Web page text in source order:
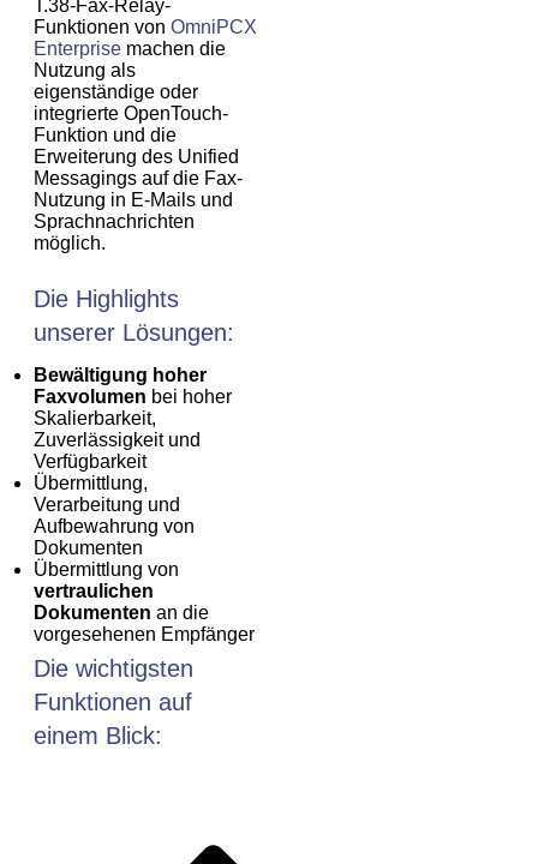
T.38-Fax-Relay-
Funktionen von OmniPCX
Enterprise machen die
Nutzung als
eigenständige oder
integrierte OpenTouch-
Funktion und die
Erweiterung des Unified
Messagings auf die Fax-
Nutzung in E-Mails und
Sprachnachrichten
möglich.
Die Highlights
unserer Lösungen:
Bewältigung hoher
Faxvolumen bei hoher
Skalierbarkeit,
Zuverlässigkeit und
Verfügbarkeit
Übermittlung,
Verarbeitung und
Aufbewahrung von
Dokumenten
Übermittlung von
vertraulichen
Dokumenten an die
vorgesehenen Empfänger
Die wichtigsten
Funktionen auf
einem Blick: